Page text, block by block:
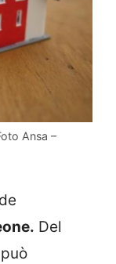
Ansa –
Del